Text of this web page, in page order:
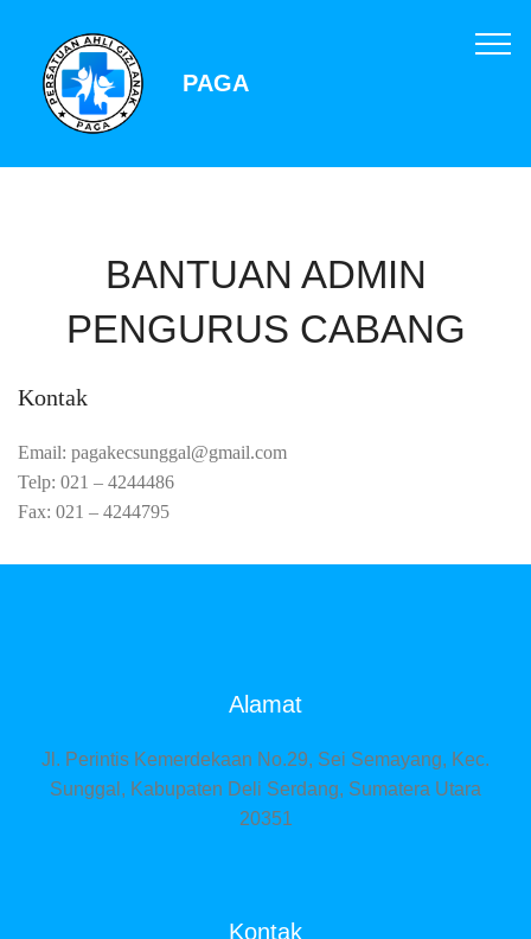
PAGA
BANTUAN ADMIN
PENGURUS CABANG
Kontak
Email: pagakecsunggal@gmail.com
Telp: 021 – 4244486
Fax: 021 – 4244795
Alamat
Jl. Perintis Kemerdekaan No.29, Sei Semayang, Kec.
Sunggal, Kabupaten Deli Serdang, Sumatera Utara
20351
Kontak